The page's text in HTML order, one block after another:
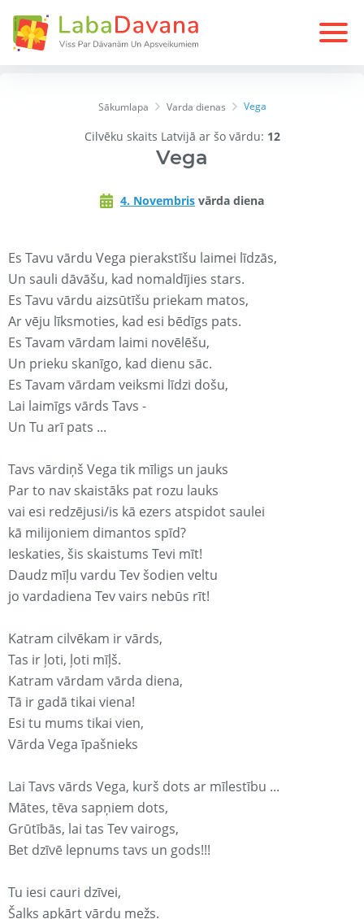
Sākumlapa Varda dienas Vega
Cilvēku skaits Latvijā ar šo vārdu: 12
Vega
4. Novembris vārda diena
Es Tavu vārdu Vega pierakstīšu laimei līdzās,
Un sauli dāvāšu, kad nomaldījies stars.
Es Tavu vārdu aizsūtīšu priekam matos,
Ar vēju līksmoties, kad esi bēdīgs pats.
Es Tavam vārdam laimi novēlēšu,
Un prieku skanīgo, kad dienu sāc.
Es Tavam vārdam veiksmi līdzi došu,
Lai laimīgs vārds Tavs -
Un Tu arī pats ...
Tavs vārdiņš Vega tik mīligs un jauks
Par to nav skaistāks pat rozu lauks
vai esi redzējusi/is kā ezers atspidot saulei
kā milijoniem dimantos spīd?
Ieskaties, šis skaistums Tevi mīt!
Daudz mīļu vardu Tev šodien veltu
jo vardadiena Tev vairs nebūs rīt!
Katram cilvēkam ir vārds,
Tas ir ļoti, ļoti mīļš.
Katram vārdam vārda diena,
Tā ir gadā tikai viena!
Esi tu mums tikai vien,
Vārda Vega īpašnieks
Lai Tavs vārds Vega, kurš dots ar mīlestību ...
Mātes, tēva sapņiem dots,
Grūtībās, lai tas Tev vairogs,
Bet dzīvē lepnums tavs un gods!!!
Tu iesi cauri dzīvei,
Šalks apkārt vārdu mežs.